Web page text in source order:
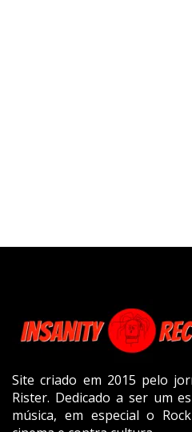
Site criado em 2015 pelo
Rister. Dedicado a ser um
música, em especial o